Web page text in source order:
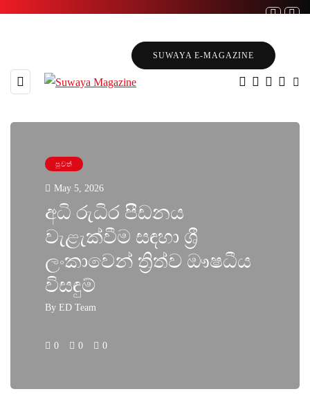
SUWAYA E-MAGAZINE
පුවත්
May 5, 2026
අධි රුධිර පීඩනය
වැළැක්වීම සඳහා ශ්‍රී
ලංකාවෙන් ත්‍රිත්ව ඖෂධීය
විසඳුම්
By ED Team
0 0 0